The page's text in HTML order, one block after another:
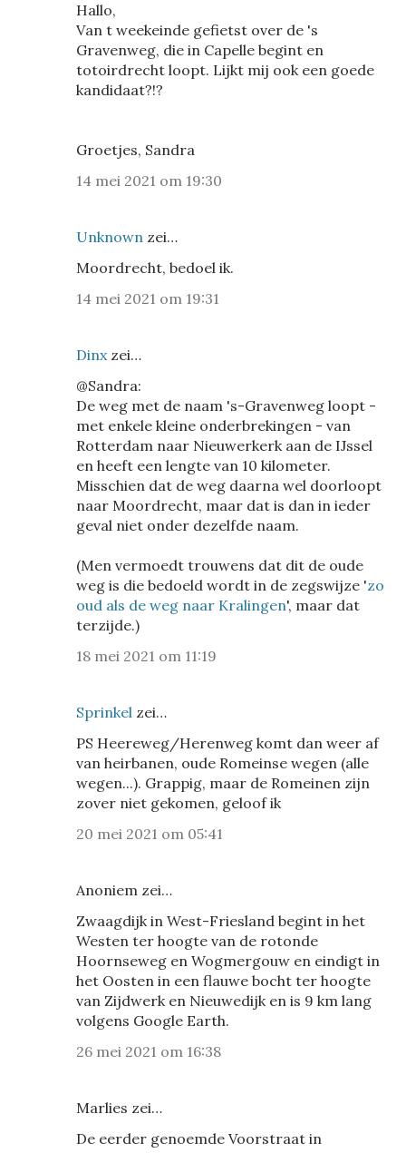
Hallo,
Van t weekeinde gefietst over de 's
Gravenweg, die in Capelle begint en
totoirdrecht loopt. Lijkt mij ook een goede
kandidaat?!?
Groetjes, Sandra
14 mei 2021 om 19:30
Unknown zei…
Moordrecht, bedoel ik.
14 mei 2021 om 19:31
Dinxzei…
@Sandra:
De weg met de naam 's-Gravenweg loopt -
met enkele kleine onderbrekingen - van
Rotterdam naar Nieuwerkerk aan de IJssel
en heeft een lengte van 10 kilometer.
Misschien dat de weg daarna wel doorloopt
naar Moordrecht, maar dat is dan in ieder
geval niet onder dezelfde naam.
(Men vermoedt trouwens dat dit de oude
weg is die bedoeld wordt in de zegswijze 'zo
oud als de weg naar Kralingen', maar dat
terzijde.)
18 mei 2021 om 11:19
Sprinkel zei…
PS Heereweg/Herenweg komt dan weer af
van heirbanen, oude Romeinse wegen (alle
wegen...). Grappig, maar de Romeinen zijn
zover niet gekomen, geloof ik
20 mei 2021 om 05:41
Anoniem zei…
Zwaagdijk in West-Friesland begint in het
Westen ter hoogte van de rotonde
Hoornseweg en Wogmergouw en eindigt in
het Oosten in een flauwe bocht ter hoogte
van Zijdwerk en Nieuwedijk en is 9 km lang
volgens Google Earth.
26 mei 2021 om 16:38
Marlies zei…
De eerder genoemde Voorstraat in